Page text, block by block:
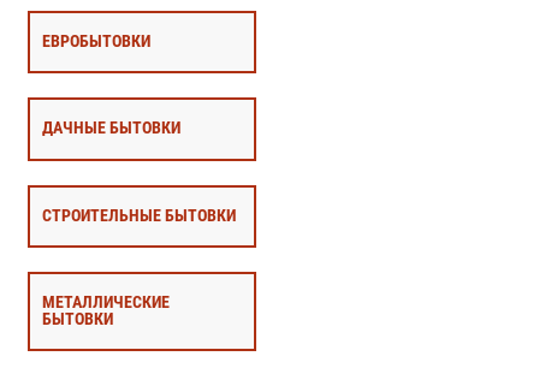
ЕВРОБЫТОВКИ
ДАЧНЫЕ БЫТОВКИ
СТРОИТЕЛЬНЫЕ БЫТОВКИ
МЕТАЛЛИЧЕСКИЕ
БЫТОВКИ